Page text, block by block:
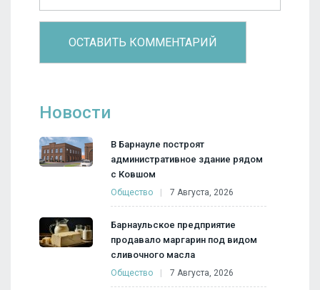
Новости
В Барнауле построят
административное здание рядом
с Ковшом
Общество 7 Августа, 2026
Барнаульское предприятие
продавало маргарин под видом
сливочного масла
Общество 7 Августа, 2026